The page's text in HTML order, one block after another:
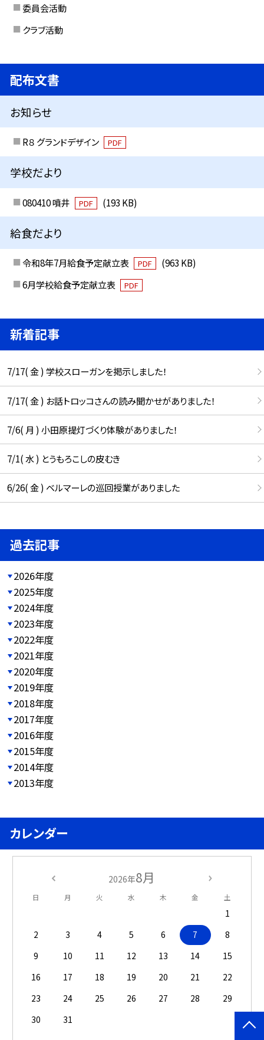
委員会活動
クラブ活動
配布文書
お知らせ
R８ グランドデザイン PDF
学校だより
080410 噴井 PDF (193 KB)
給食だより
令和8年7月給食予定献立表 PDF
(963 KB)
6月学校給食予定献立表
PDF
新着記事
7/17( 金 ) 学校スローガンを掲示しました！
7/17( 金 ) お話トロッコさんの読み聞かせがありました！
7/6( 月 ) 小田原提灯づくり体験がありました！
7/1( 水 ) とうもろこしの皮むき
6/26( 金 ) ベルマーレの巡回授業がありました
過去記事
2026年度
2025年度
2024年度
2023年度
2022年度
2021年度
2020年度
2019年度
2018年度
2017年度
2016年度
2015年度
2014年度
2013年度
カレンダー
2026年8月
日 月 火 水 木 金 土
1
2
3 4 5 6 7
8
9
10 11 12 13 14
15
16
17 18 19 20 21
22
23
24 25 26 27 28
29
30
31